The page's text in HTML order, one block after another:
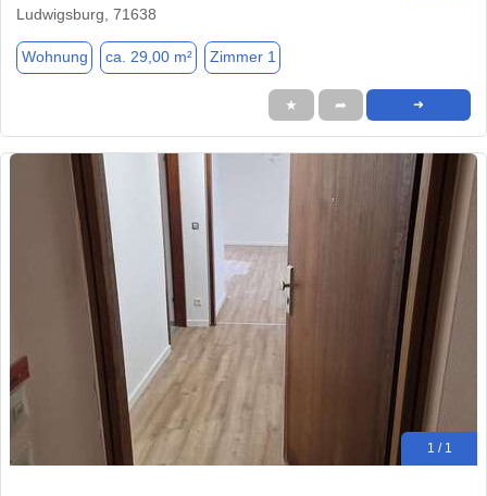
Ludwigsburg, 71638
Wohnung ca. 29,00 m² Zimmer 1
★ ➦ ➜
1 / 1